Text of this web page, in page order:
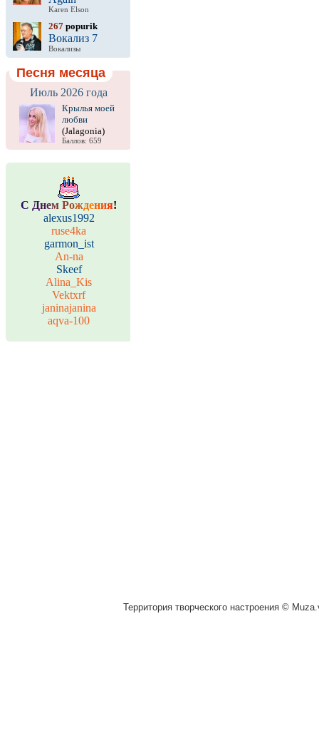
Karen Elson
267 popurik
Вокализ 7
Вокализы
Песня месяца
Июль 2026 года
Крылья моей
любви
(Jalagonia)
Баллов: 659
С Днем Рождения!
alexus1992
ruse4ka
garmon_ist
An-na
Skeef
Alina_Kis
Vektxrf
janinajanina
aqva-100
Территория творческого настроения ©